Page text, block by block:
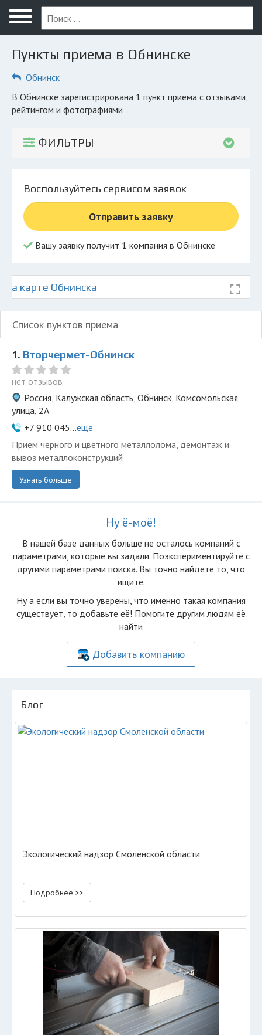
Меню
Главная
Вопрос юристу
ПОЛЬЗОВАТЕЛЯМ
Экоблог
Личный кабинет
© 2026 Все права защищены
Пункты приема в Обнинске
Обнинск
в Обнинске зарегистрирована 1 пункт приема с отзывами,
рейтингом и фотографиями
ФИЛЬТРЫ
Воспользуйтесь сервисом заявок
Отправить заявку
Вашу заявку получит 1 компания в Обнинске
карте Обнинска
Список пунктов приема
1. Вторчермет-Обнинск
нет отзывов
Россия, Калужская область, Обнинск, Комсомольская
улица, 2А
+7 910 045...ещё
Прием черного и цветного металлолома, демонтаж и
вывоз металлоконструкций
Узнать больше
Ну ё-моё!
В нашей базе данных больше не осталоcь компаний с
параметрами, которые вы задали. Поэкспериментируйте с
другими параметрами поиска. Вы точно найдете то, что
ищите.
Ну а если вы точно уверены, что именно такая компания
существует, то добавьте её! Помогите другим людям её
найти
Добавить компанию
Блог
Экологический надзор Смоленской области
Подробнее >>